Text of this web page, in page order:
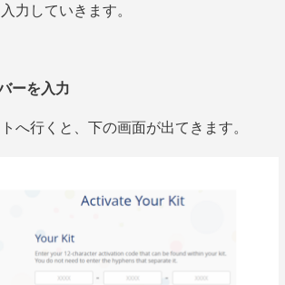
力していきます。
ーを入力
へ行くと、下の画面が出てきます。